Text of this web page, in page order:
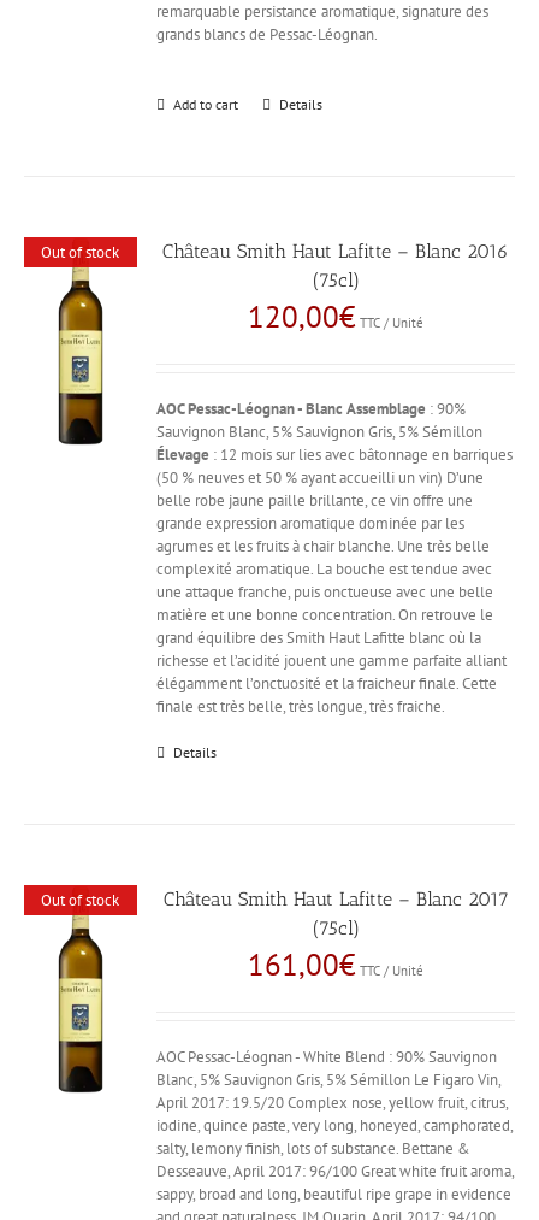
remarquable persistance aromatique, signature des
grands blancs de Pessac-Léognan.
Add to cart Details
Out of stock
Château Smith Haut Lafitte – Blanc 2016
(75cl)
120,00€ TTC / Unité
AOC Pessac-Léognan - Blanc Assemblage : 90%
Sauvignon Blanc, 5% Sauvignon Gris, 5% Sémillon
Élevage : 12 mois sur lies avec bâtonnage en barriques
(50 % neuves et 50 % ayant accueilli un vin) D’une
belle robe jaune paille brillante, ce vin offre une
grande expression aromatique dominée par les
agrumes et les fruits à chair blanche. Une très belle
complexité aromatique. La bouche est tendue avec
une attaque franche, puis onctueuse avec une belle
matière et une bonne concentration. On retrouve le
grand équilibre des Smith Haut Lafitte blanc où la
richesse et l’acidité jouent une gamme parfaite alliant
élégamment l’onctuosité et la fraicheur finale. Cette
finale est très belle, très longue, très fraiche.
Details
Out of stock
Château Smith Haut Lafitte – Blanc 2017
(75cl)
161,00€ TTC / Unité
AOC Pessac-Léognan - White Blend : 90% Sauvignon
Blanc, 5% Sauvignon Gris, 5% Sémillon Le Figaro Vin,
April 2017: 19.5/20 Complex nose, yellow fruit, citrus,
iodine, quince paste, very long, honeyed, camphorated,
salty, lemony finish, lots of substance. Bettane &
Desseauve, April 2017: 96/100 Great white fruit aroma,
sappy, broad and long, beautiful ripe grape in evidence